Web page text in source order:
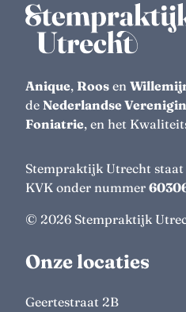
Anique, Roos en
de Nederlandse
Foniatrie, en het
Stempraktijk Utrecht
KVK onder nummer
© 2026 Stempraktijk
Onze locaties
Geertestraat 2B